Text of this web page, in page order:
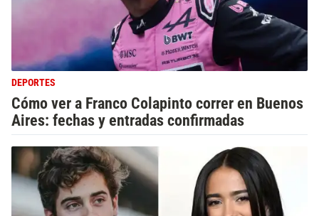
DEPORTES
Cómo ver a Franco Colapinto correr en Buenos
Aires: fechas y entradas confirmadas